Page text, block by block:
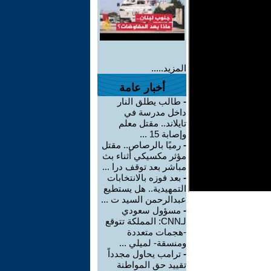
المزيد.....
أخبار عامة
- طالب يطلق النار
داخل مدرسة في
تايلاند.. مقتل معلم
وإصابة 15 ...
- رميًا بالرصاص.. مقتل
مؤثر مكسيكي أثناء بث
مباشر بعد توقف درا ...
- بعد فوزه بالانتخابات
التمهيدية.. هل يستطيع
عبدالرحمن السيد ت ...
- مسؤول سعودي
لـCNN: المملكة تتوقع
-هجمات متعددة
ومنسقة- لميلي ...
- ترامب يحاول مجدداً
تقييد حق المواطنة